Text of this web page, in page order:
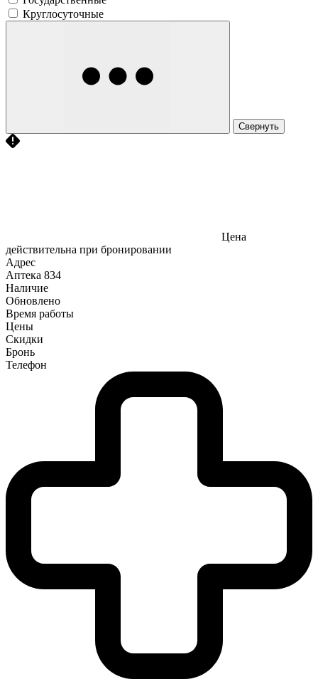
Круглосуточные
Свернуть
Цена
действительна при бронировании
Адрес
Аптека 834
Наличие
Обновлено
Время работы
Цены
Скидки
Бронь
Телефон